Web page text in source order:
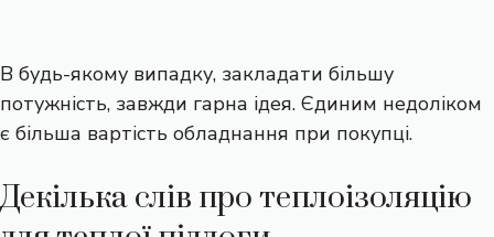
В будь-якому випадку, закладати більшу
потужність, завжди гарна ідея. Єдиним недоліком
є більша вартість обладнання при покупці.
Декілька слів про теплоізоляцію